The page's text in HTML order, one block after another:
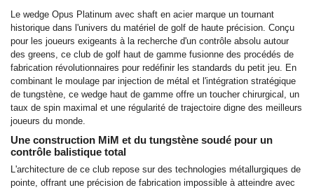
Le wedge Opus Platinum avec shaft en acier marque un tournant
historique dans l'univers du matériel de golf de haute précision. Conçu
pour les joueurs exigeants à la recherche d'un contrôle absolu autour
des greens, ce club de golf haut de gamme fusionne des procédés de
fabrication révolutionnaires pour redéfinir les standards du petit jeu. En
combinant le moulage par injection de métal et l'intégration stratégique
de tungstène, ce wedge haut de gamme offre un toucher chirurgical, un
taux de spin maximal et une régularité de trajectoire digne des meilleurs
joueurs du monde.
Une construction MiM et du tungstène soudé pour un
contrôle balistique total
L'architecture de ce club repose sur des technologies métallurgiques de
pointe, offrant une précision de fabrication impossible à atteindre avec